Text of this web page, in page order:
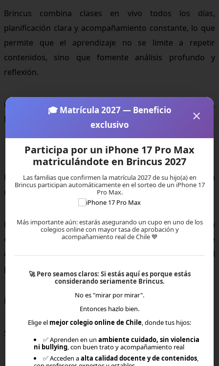
Brincus combina clases en vivo todos los días,
planificación clara y acompañamiento constante, lo que
permite que el aprendizaje no se limite a repetir
contenidos, sino que fomente análisis profundo y
reflexión.
La educación online no reduce pensamiento crítico.
Puede potenciarlo cuando está bien organizada.
Formar estudiantes que cuestionan y analizan no es una
moda. Es una necesidad del mundo actual.
Laeducación online en Chile, cuando cuenta con
estructura, acompañamiento y planificación clara, puede
convertirse en un entorno fértil para el desarrollo del
pensamiento crítico.
No se trata de aprender más datos.
Se trata de aprender a pensar.
×
🎓 Matrícula 2027 — Beneficio
exclusivo
Participa por un iPhone 17 Pro Max
matriculándote en Brincus 2027
Las familias que confirmen la matrícula 2027 de su hijo(a) en
Brincus participan automáticamente en el sorteo de un iPhone 17
Pro Max.
Más importante aún: estarás asegurando un cupo en uno de los
colegios online con mayor tasa de aprobación y
acompañamiento real de Chile 💙
🚀Pero seamos claros: Si estás aquí es porque estás
considerando seriamente Brincus.
No es "mirar por mirar".
Entonces hazlo bien.
Elige el mejor colegio online de Chile, donde tus hijos:
✅ Aprenden en unambiente cuidado, sin violencia
ni bullying, con buen trato y acompañamiento real
✅ Acceden aalta calidad docente y de contenidos,